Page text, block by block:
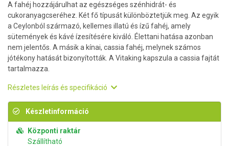
A fahéj hozzájárulhat az egészséges szénhidrát- és
cukoranyagcseréhez. Két fő típusát különböztetjük meg. Az egyik
a Ceylonból származó, kellemes illatú és ízű fahéj, amely
sütemények és kávé ízesítésére kiváló. Élettani hatása azonban
nem jelentős. A másik a kínai, cassia fahéj, melynek számos
jótékony hatását bizonyították. A Vitaking kapszula a cassia fajtát
tartalmazza.
Részletes leírás és specifikáció
Készletinformáció
Központi raktár
Szállítható